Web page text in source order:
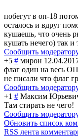
побегут в оп-18
осталось и вдруг
кушаешь, что очень
кушать нечего) так и
Сообщить
+5 # мирон
флаг один на весь
не писали что флаг
Сообщить
+1 # Максим
Там стирать не чего!
Сообщить
Обновить список
RSS лента